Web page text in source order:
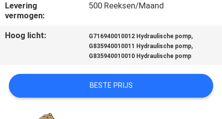
PRIVACY
POLICY
Levering
vermogen:
500 Reeksen/Maand
Hoog licht: G716940010012 Hydraulische pomp,
G835940010011 Hydraulische pomp,
G835940010010 Hydraulische pomp
BESTE PRIJS